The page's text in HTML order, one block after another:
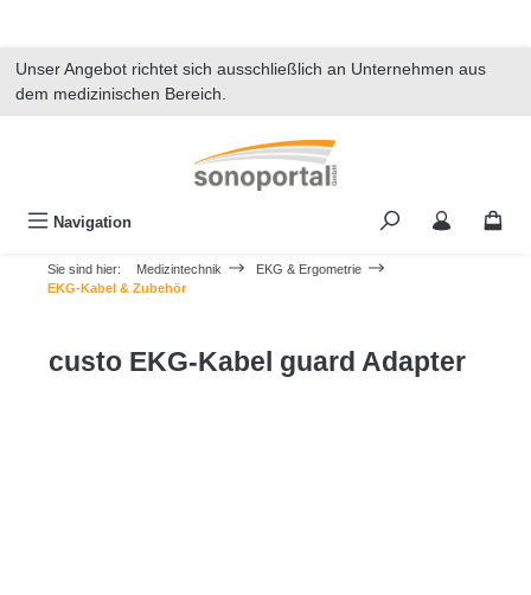
Unser Angebot richtet sich ausschließlich an Unternehmen aus
dem medizinischen Bereich.
Navigation
Sie sind hier: Medizintechnik
EKG & Ergometrie
EKG-Kabel & Zubehör
custo EKG-Kabel guard Adapter